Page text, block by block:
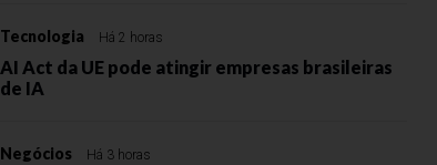
Tecnologia Há 2 horas
AI Act da UE pode atingir empresas brasileiras
de IA
Negócios Há 3 horas